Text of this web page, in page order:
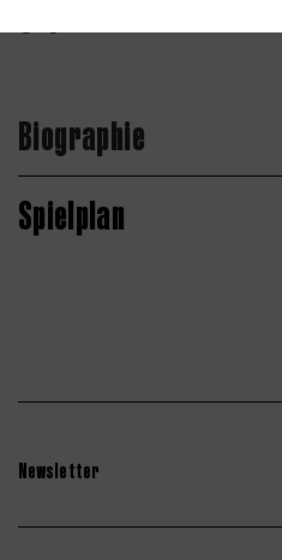
Biographie
Spielplan
Newsletter